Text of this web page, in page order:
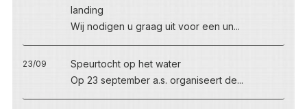
landing
Wij nodigen u graag uit voor een un...
23/09
Speurtocht op het water
Op 23 september a.s. organiseert de...